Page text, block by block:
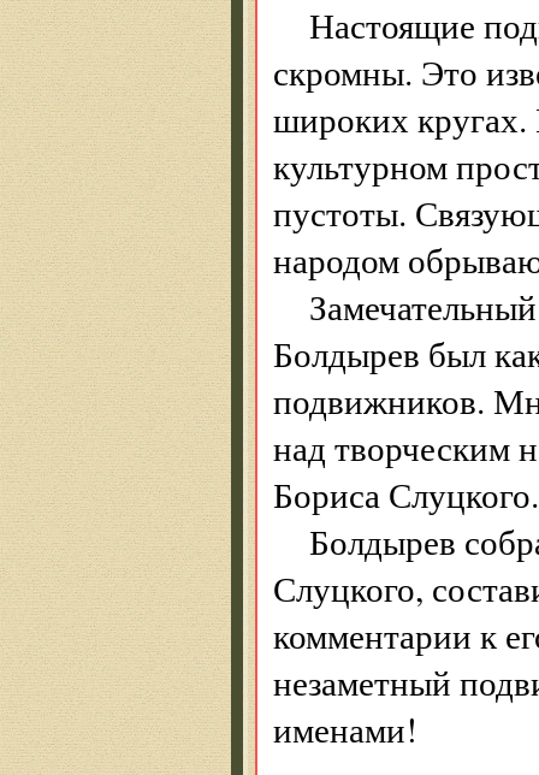
Настоящие
скромны. Это
широких кругах.
культурном
пустоты.
народом
Болдырев был
подвижников.
над творческим
Бориса Слуцкого.
Болдырев
Слуцкого,
комментарии к
незаметный
именами!